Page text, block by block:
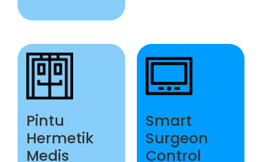
Pintu
Hermetik
Medis
Smart
Surgeon
Control